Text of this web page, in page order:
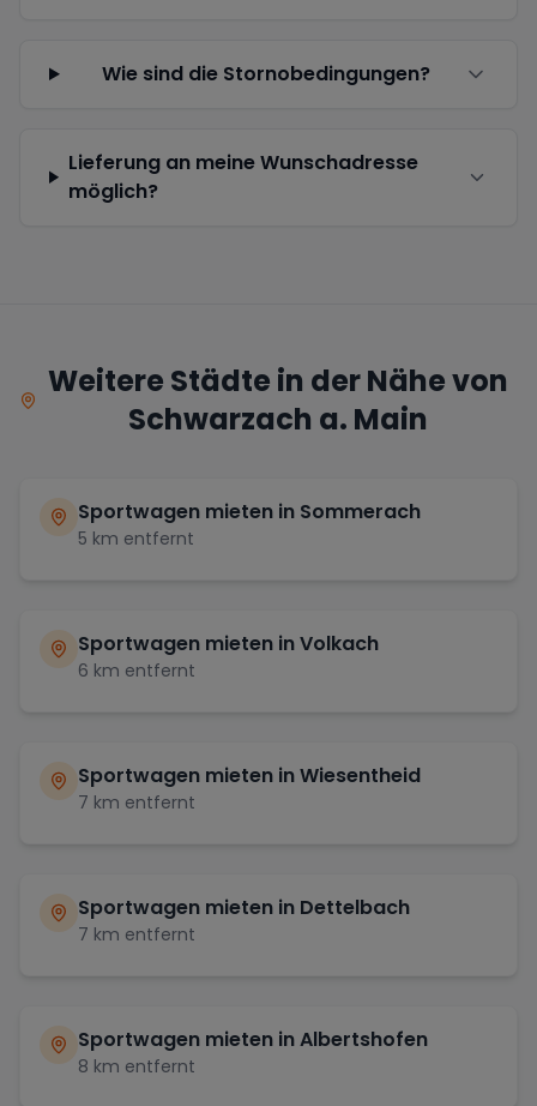
Wie sind die Stornobedingungen?
Lieferung an meine Wunschadresse
möglich?
Weitere Städte in der Nähe von
Schwarzach a. Main
Sportwagen mieten in Sommerach
5 km entfernt
Sportwagen mieten inVolkach
6 km entfernt
Sportwagen mieten inWiesentheid
7 km entfernt
Sportwagen mieten in Dettelbach
7 km entfernt
Sportwagen mieten inAlbertshofen
8 km entfernt